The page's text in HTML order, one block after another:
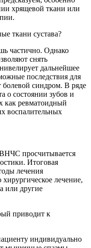
хрящевой ткани или
ткани сустава?
частично. Однако
снять
дальнейшее
последствия для
болевой синдром. В ряде
о состоянии зубов и
как ревматоидный
воспалительных
просчитывается
Итоговая
лечения
хирургическое лечение,
или другие
приводит к
индивидуально